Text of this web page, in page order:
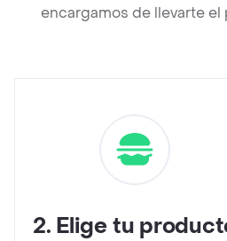
encargamos de llevarte
2. Elige tu